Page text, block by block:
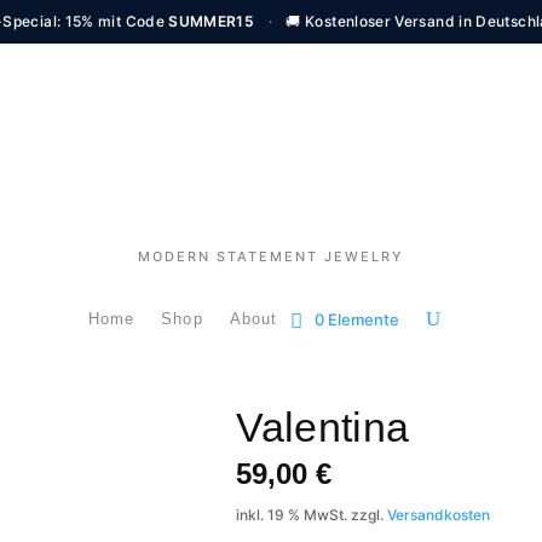
15% mit CodeSUMMER15 · 🚚 Kostenloser Versand in
MODERN STATEMENT JEWELRY
Home Shop About 0 Elemente
Valentina
59,00€
inkl. 19 % MwSt. zzgl.Versandkosten